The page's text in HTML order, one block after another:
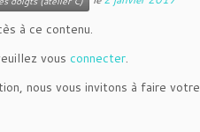
à ce contenu.
vous connecter.
nous vous invitons à faire votre